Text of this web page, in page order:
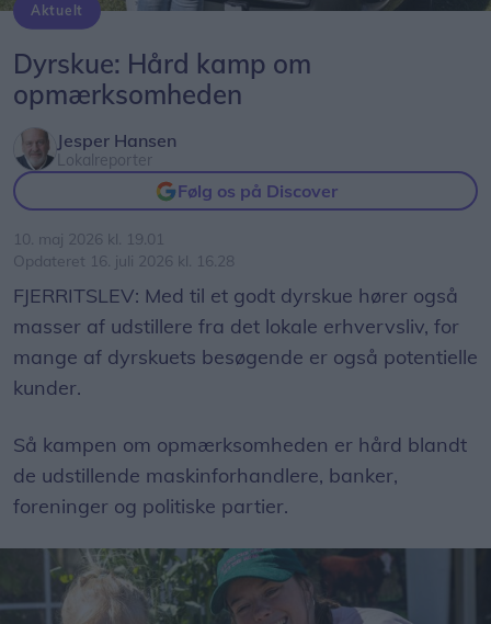
Aktuelt
Dyrskue: Hård kamp om
opmærksomheden
Jesper Hansen
Lokalreporter
Følg os på Discover
10. maj 2026 kl. 19.01
Opdateret 16. juli 2026 kl. 16.28
FJERRITSLEV: Med til et godt dyrskue hører også
masser af udstillere fra det lokale erhvervsliv, for
mange af dyrskuets besøgende er også potentielle
kunder.
Så kampen om opmærksomheden er hård blandt
de udstillende maskinforhandlere, banker,
foreninger og politiske partier.